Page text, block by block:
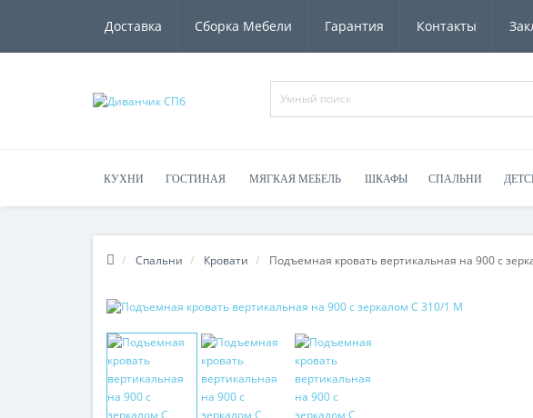
Доставка Сборка Мебели Гарантия Контакты
КУХНИ ГОСТИНАЯ МЯГКАЯ МЕБЕЛЬ ШКАФЫ СПАЛЬНИ
Спальни Кровати Подъемная кровать вертикальная на 900 с